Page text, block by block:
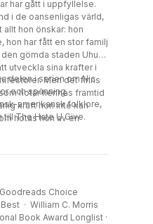
har gått i uppfyllelse.
i de oansenligas värld,
allt hon önskar: hon
hon har fått en stor familj
gömda staden Uhuru,
utveckla sina krafter i
Men det finns
hotar hennes framtid
kraft hon inte kan
hotas hon av en
vet om den faktiskt
om manifestorernas
delen i serien om Nic
och spänning,
amerikansk folklore,
The Hate U Give.
Choice
· William C. Morris
Book Award Longlist ·